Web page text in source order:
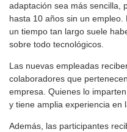
adaptación sea más sencilla,
hasta 10 años sin un
un tiempo tan largo suele
sobre todo tecnológicos.
Las nuevas empleadas
colaboradores que
empresa. Quienes lo
y tiene amplia experiencia en
Además, las participantes